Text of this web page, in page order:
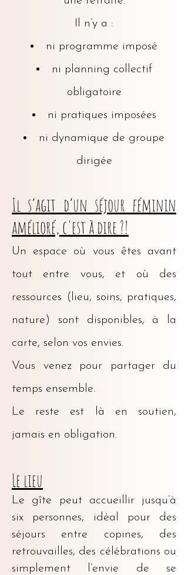
Il n’y a :
ni programme imposé
ni planning collectif
obligatoire
ni pratiques imposées
ni dynamique de groupe
dirigée
Il s’agit d’un séjour féminin
amélioré, c'est à dire ?!
Un espace où vous êtes avant
tout entre vous, et où des
ressources (lieu, soins, pratiques,
nature) sont disponibles, à la
carte, selon vos envies.
Vous venez pour partager du
temps ensemble.
Le reste est là en soutien,
jamais en obligation.
Le lieu
Le gîte peut accueillir jusqu’à
six personnes, idéal pour des
séjours entre copines, des
retrouvailles, des célébrations ou
simplement l’envie de se